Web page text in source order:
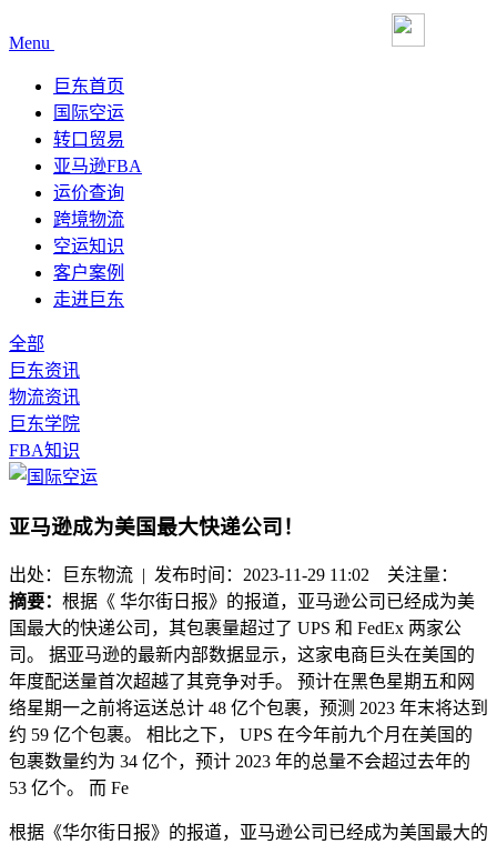
Menu
巨东首页
国际空运
转口贸易
亚马逊FBA
运价查询
跨境物流
空运知识
客户案例
走进巨东
全部
巨东资讯
物流资讯
巨东学院
FBA知识
亚马逊成为美国最大快递公司！
出处：巨东物流 | 发布时间：2023-11-29 11:02 关注量：
摘要： 根据《 华尔街日报》的报道，亚马逊公司已经成为美
国最大的快递公司，其包裹量超过了 UPS 和 FedEx 两家公
司。 据亚马逊的最新内部数据显示，这家电商巨头在美国的
年度配送量首次超越了其竞争对手。 预计在黑色星期五和网
络星期一之前将运送总计 48 亿个包裹，预测 2023 年末将达到
约 59 亿个包裹。 相比之下， UPS 在今年前九个月在美国的
包裹数量约为 34 亿个，预计 2023 年的总量不会超过去年的
53 亿个。 而 Fe
根据《华尔街日报》的报道，亚马逊公司已经成为美国最大的